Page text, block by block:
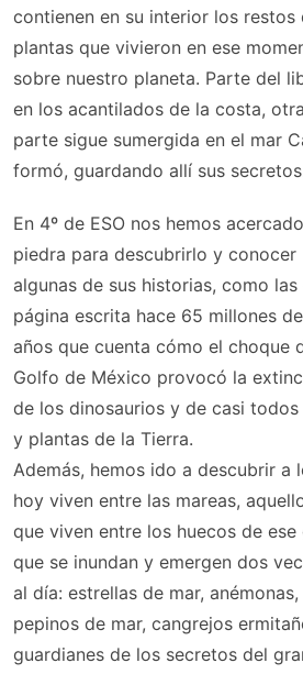
contienen en su interior los restos
plantas que vivieron en ese
sobre nuestro planeta. Parte del
en los acantilados de la costa, otra
parte sigue sumergida en el mar
formó, guardando allí sus
En 4º de ESO nos hemos
piedra para descubrirlo y conocer
algunas de sus historias, como las
página escrita hace 65 millones de
años que cuenta cómo el choque
Golfo de México provocó la
de los dinosaurios y de casi todos
y plantas de la Tierra.
Además, hemos ido a descubrir a
hoy viven entre las mareas,
que viven entre los huecos de
que se inundan y emergen dos
al día: estrellas de mar,
pepinos de mar, cangrejos
guardianes de los secretos del